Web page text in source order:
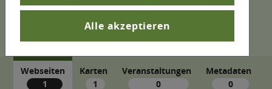
Webseiten
1
Karten
1
Veranstaltungen
0
Metadaten
0
Alle akzeptieren